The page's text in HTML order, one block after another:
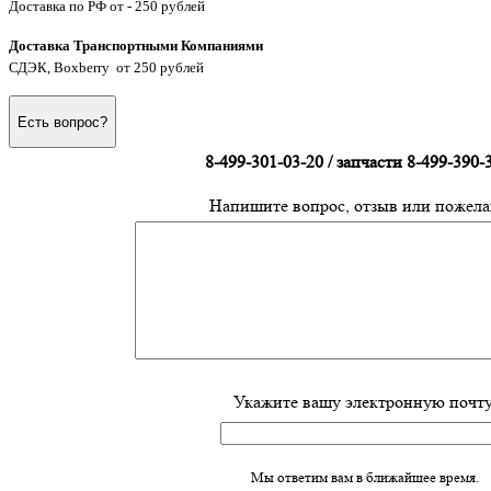
Доставка по РФ от - 250 рублей
Доставка Транспортными Компаниями
СДЭК, Boxberry от 250 рублей
Есть вопрос?
8-499-301-03-20 / запчасти 8-499-390-
Напишите вопрос, отзыв или
Укажите вашу электронную
Мы ответим вам в ближайшее время.